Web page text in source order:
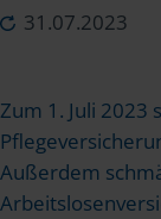
31.07.2023
Zum 1. Juli 2023
Außerdem